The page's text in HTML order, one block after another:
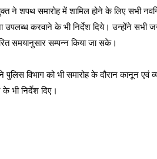
ने शपथ समारोह में शामिल होने के लिए सभी
उपलब्ध करवाने के भी निर्देश दिये। उन्होंने सभी
समयानुसार सम्पन्न किया जा सके।
पुलिस विभाग को भी समारोह के दौरान कानून
भी निर्देश दिए।